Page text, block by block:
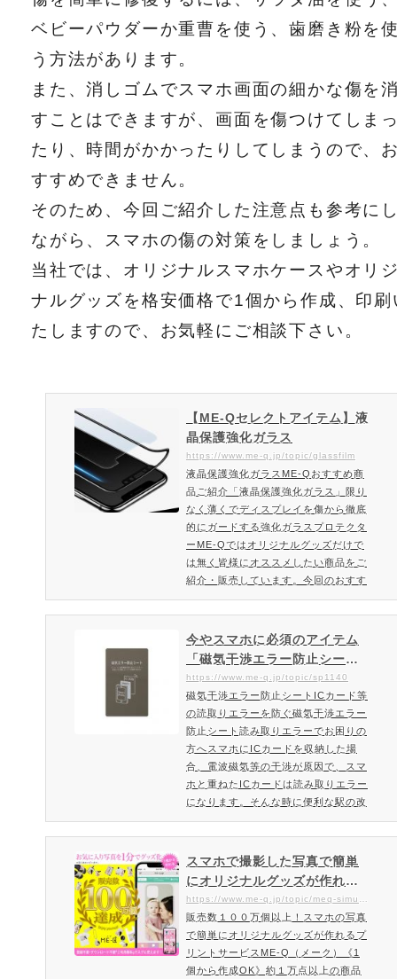
ベビーパウダーか重曹を使う、歯磨き粉を
う方法があります。
また、消しゴムでスマホ画面の細かな傷を
すことはできますが、画面を傷つけてしま
たり、時間がかかったりしてしまうので、
すすめできません。
そのため、今回ご紹介した注意点も参考に
ながら、スマホの傷の対策をしましょう。
当社では、オリジナルスマホケースやオリ
ナルグッズを格安価格で1個から作成、印刷
たしますので、お気軽にご相談下さい。
【ME-Qセレクトアイテム】液
晶保護強化ガラス
https://www.me-q.jp/topic/glassfilm
液晶保護強化ガラスME-Qおすすめ商
品ご紹介「液晶保護強化ガラス」限り
なく薄くでディスプレイを傷から徹底
的にガードする強化ガラスプロテクタ
ーME-Qではオリジナルグッズだけで
は無く皆様にオススメしたい商品をご
紹介・販売しています。今回のおすす
め商品は表面強度が最高レベルの液晶
保護強化ガラス！液晶保護強化ガラス
とは限りなく薄くでディスプレイを傷
から徹底的にガードする強化ガラスプ
ロテクターです。液晶保護強化ガラス
表面硬度は9Hとなります。９Hとが鉛
筆硬度で考えた場合、最高位に…
今やスマホに必須のアイテム
「磁気干渉エラー防止シー
ト」
https://www.me-q.jp/topic/sp1140
磁気干渉エラー防止シートICカード等
の読取りエラーを防ぐ磁気干渉エラー
防止シート読み取りエラーでお困りの
方へスマホにICカードを収納した場
合、電波磁気等の干渉が原因で、スマ
ホと重ねたICカードは読み取りエラー
になります。そんな時に便利な駅の改
札やコンビニなど非接触ICカードの読
み取りエラーを防ぐ「磁気干渉エラー
防止シート」。カード収納スマホケー
スには必須のアイテム。忘れてはなら
ない磁気対策に効果的です。磁気エラ
ートを挟むだけで解消。スマホとカー
ドの間に挟んで使う事で…
スマホで撮影した写真で簡単
にオリジナルグッズが作れる
サービスME-Q（メーク）
販売数１００万個以上！スマホの写真
で簡単にオリジナルグッズが作れるプ
リントサービスME-Q（メーク）《1
個から作成OK》約１万点以上の商品